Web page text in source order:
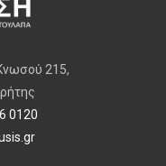
215,
0120